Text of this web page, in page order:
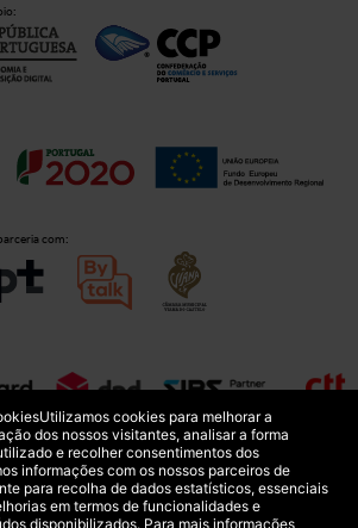
com:
principais:
Utilizamos cookies para melhorar a
dos nossos visitantes, analisar a forma
e recolher consentimentos dos
informações com os nossos parceiros de
para recolha de dados estatísticos, essenciais
em termos de funcionalidades e
disponibilizados. Para mais informações